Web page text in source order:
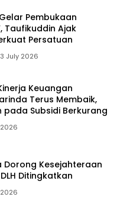
Pembukaan
Taufikuddin Ajak
Persatuan
July 2026
Keuangan
Terus Membaik,
Subsidi Berkurang
Dorong Kesejahteraan
Ditingkatkan